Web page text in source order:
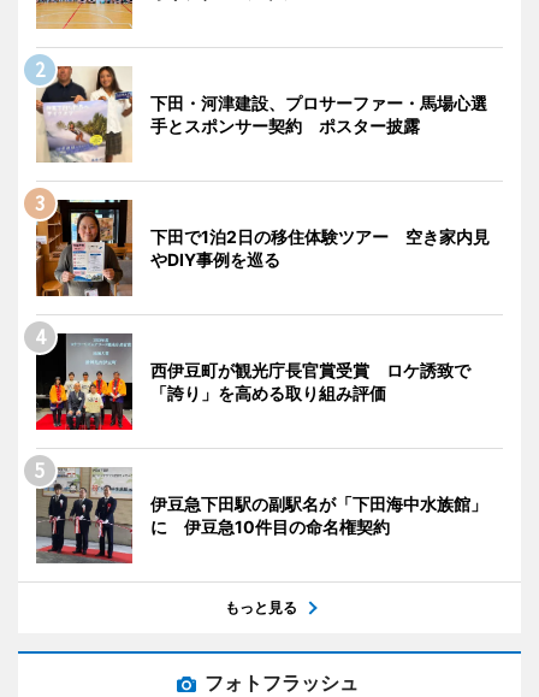
下田・河津建設、プロサーファー・馬場心選
手とスポンサー契約 ポスター披露
下田で1泊2日の移住体験ツアー 空き家内見
やDIY事例を巡る
西伊豆町が観光庁長官賞受賞 ロケ誘致で
「誇り」を高める取り組み評価
伊豆急下田駅の副駅名が「下田海中水族館」
に 伊豆急10件目の命名権契約
もっと見る
フォトフラッシュ